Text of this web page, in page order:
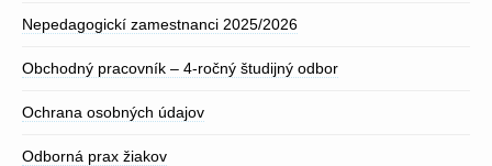
Nepedagogickí zamestnanci 2025/2026
Obchodný pracovník – 4-ročný študijný odbor
Ochrana osobných údajov
Odborná prax žiakov